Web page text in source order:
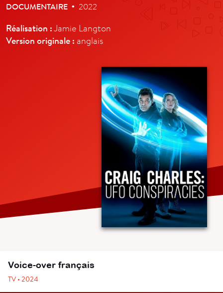
DOCUMENTAIRE • 2022
Réalisation :Jamie Langton
Version originale : anglais
Voice-over français
TV • 2024